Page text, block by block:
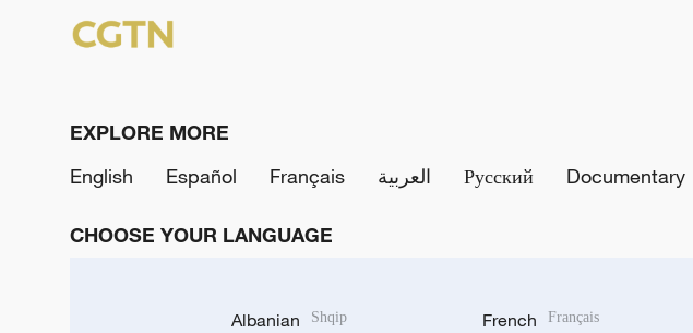
EXPLORE MORE
English
Español Français العربية Русский Documentary
CHOOSE YOUR LANGUAGE
Albanian Shqip French Français